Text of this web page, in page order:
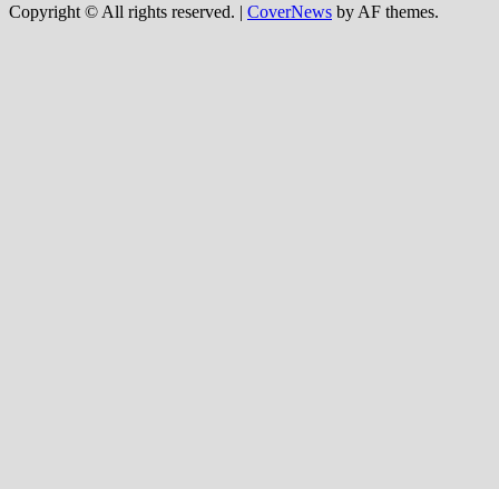
Copyright © All rights reserved. | CoverNews by AF themes.